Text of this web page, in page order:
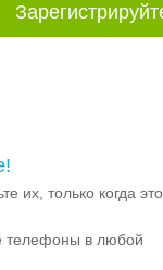
их, только когда это
телефоны в любой